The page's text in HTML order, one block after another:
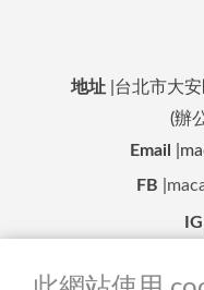
地址 |台北市大
(辦
Email
FB
IG